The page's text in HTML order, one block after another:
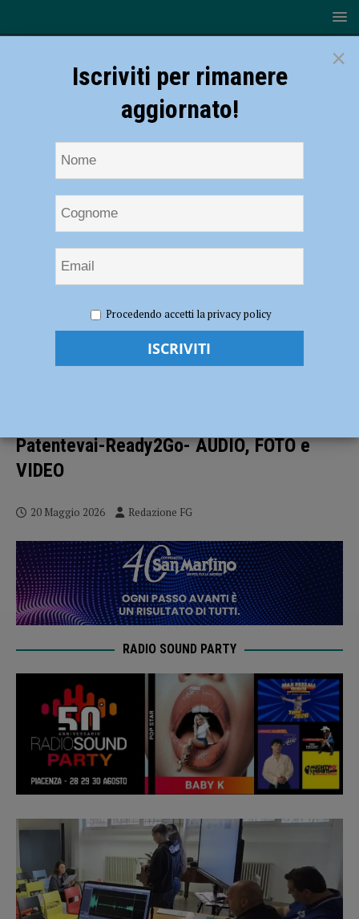
studenti creano un podcast per parlare di sicurezza stradale, insieme ad
Aci, Radio Sound e Patentevai-Ready2Go- AUDIO, FOTO e VIDEO
Al Colombini gli studenti creano un
Patentevai-Ready2Go- AUDIO, FOTO e
VIDEO
20 Maggio 2026 Redazione FG
RADIO SOUND PARTY
×
Iscriviti per rimanere
aggiornato!
Procedendo accetti la privacy policy